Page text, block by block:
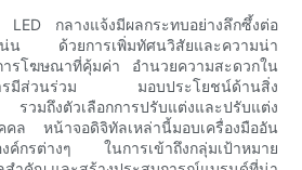
กลางแจ้งมีผลกระทบอย่างลึกซึ้งต่อ
น่น ด้วยการเพิ่มทัศนวิสัยและความน่า
รโฆษณาที่คุ้มค่า อำนวยความสะดวกใน
การมีส่วนร่วม มอบประโยชน์ด้านสิ่ง
วมถึงตัวเลือกการปรับแต่งและปรับแต่ง
คล หน้าจอดิจิทัลเหล่านี้มอบเครื่องมืออัน
งค์กรต่างๆ ในการเข้าถึงกลุ่มเป้าหมาย